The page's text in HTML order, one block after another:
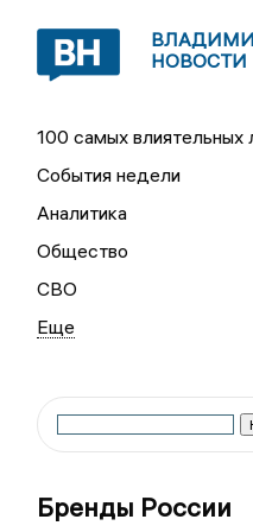
НОВОСТИ
100 самых
События недели
Аналитика
Общество
СВО
Бренды России